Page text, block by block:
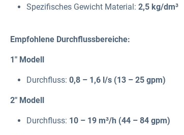
Spezifisches Gewicht Material: 2,5 kg/dm³
Empfohlene Durchflussbereiche:
1" Modell
Durchfluss: 0,8 – 1,6 l/s (13 – 25 gpm)
2" Modell
Durchfluss: 10 – 19 m³/h (44 – 84 gpm)